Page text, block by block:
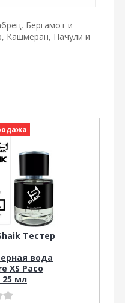
Бергамот и
Кашмеран, Пачули и
Тестер
вода
XS Paco
25 мл